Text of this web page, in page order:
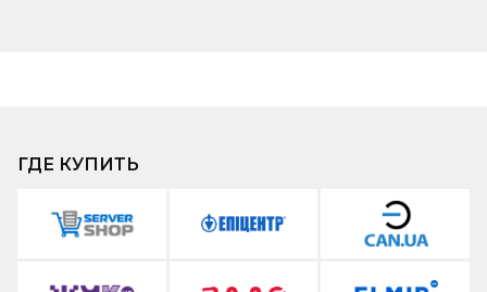
ГДЕ КУПИТЬ